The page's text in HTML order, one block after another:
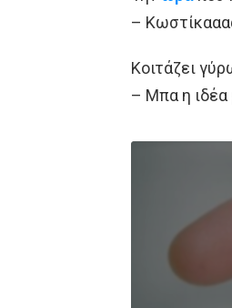
–
Κοιτάζει
– Μπα η ιδέα